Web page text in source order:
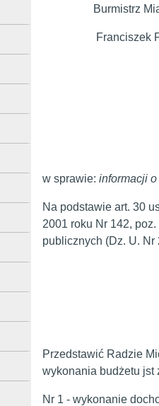
Burmistrz
Franciszek
w sprawie: informacji o
Na podstawie art. 30
2001 roku Nr 142,
publicznych (Dz. U. Nr
Przedstawić Radzie
wykonania budżetu jst
Nr 1 - wykonanie